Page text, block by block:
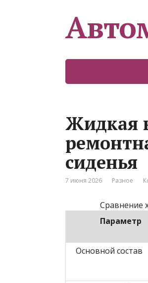
Жидкая
сиденья
7 июня 2026 Разное
Сравнение
Параметр
Основной состав